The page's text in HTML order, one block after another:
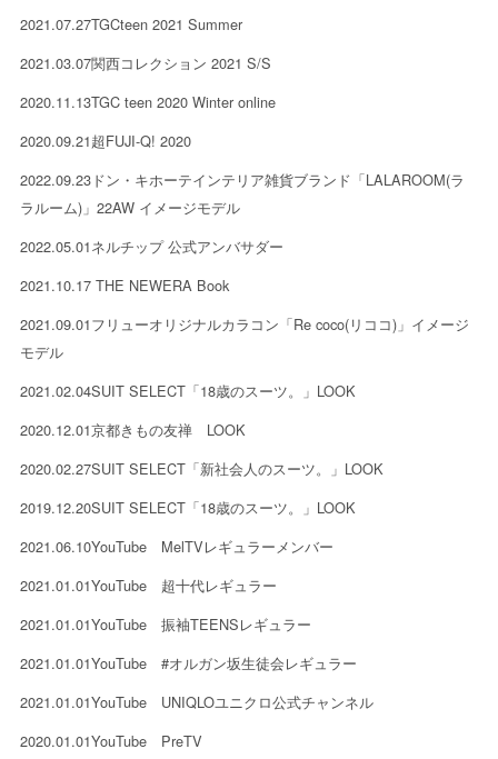
2021.07.27TGCteen 2021 Summer
2021.03.07関西コレクション 2021 S/S
2020.11.13TGC teen 2020 Winter online
2020.09.21超FUJI-Q! 2020
2022.09.23ドン・キホーテインテリア雑貨ブランド「LALAROOM(ラ
ラルーム)」22AW イメージモデル
2022.05.01ネルチップ 公式アンバサダー
2021.10.17THE NEWERA Book
2021.09.01フリューオリジナルカラコン「Re coco(リココ)」イメージ
モデル
2021.02.04SUIT SELECT「18歳のスーツ。」LOOK
2020.12.01京都きもの友禅 LOOK
2020.02.27SUIT SELECT「新社会人のスーツ。」LOOK
2019.12.20SUIT SELECT「18歳のスーツ。」LOOK
2021.06.10YouTube MelTVレギュラーメンバー
2021.01.01YouTube 超十代レギュラー
2021.01.01YouTube 振袖TEENSレギュラー
2021.01.01YouTube #オルガン坂生徒会レギュラー
2021.01.01YouTube UNIQLOユニクロ公式チャンネル
2020.01.01YouTube PreTV